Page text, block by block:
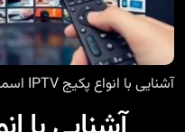
آشنایی با انواع پکیج‌ IPTV اسمارت